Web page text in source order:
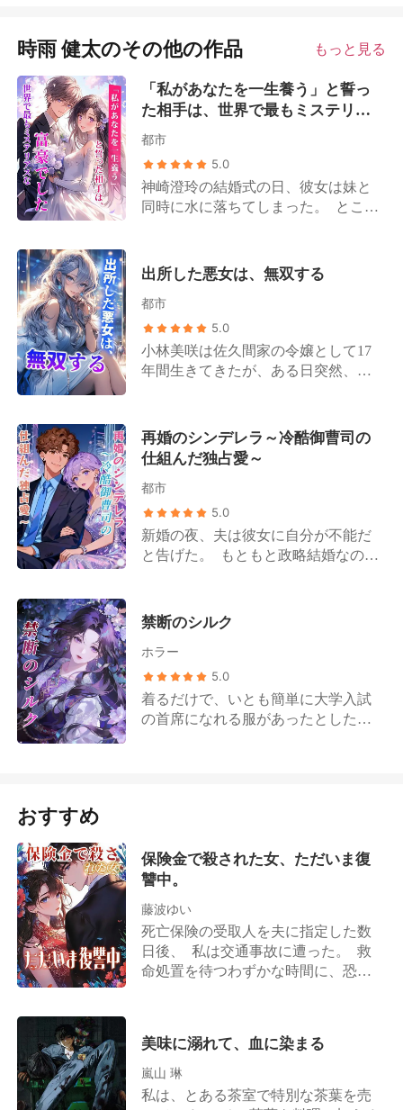
時雨 健太のその他の作品 もっと見る
「私があなたを一生養う」と誓っ
た相手は、世界で最もミステリア
スな富豪でした
都市
5.0
神崎澄玲の結婚式の日、彼女は妹と
同時に水に落ちてしまった。 ところ
り去ってしまった！ 怒りに震えた神
崎澄玲は、その場で命の恩人と電撃
結婚する。 命の恩人は、無一文の自
動車整備士？ 構わない、私が一生彼
を養ってみせる！ 元婚約者が訪ねて
きて言った。「俺への当てつけのた
だ」 性悪な妹は偽善的に言う。「お
姉さん、安心して。修司お兄様のこ
とは私がちゃんと面倒を見るから。
員出ていって！私と夫の邪魔をしな
いで！」 誰もが彼女は正気を失った
うに大切にするなんて、と。 あの
貧しいと思われた彼は、実は世界で
最もミステリアスな大富豪であり、
トップクラスの名家の当主だったの
だ！ 誰もが唖然とした。 衆人環視
出所した悪女は、無双する
都市
5.0
小林美咲は佐久間家の令嬢として17
年間生きてきたが、ある日突然、自
めるため、彼女に濡れ衣を着せ陥れ
た。婚約者を含む佐久間家の人間は
皆、本物の令嬢の味方をし、彼女を
自らの手で刑務所へと送った。 本物
の令嬢の身代わりとして4年間服役し
出所した後、小林美咲は踵を返し、
東條グループのあの放蕩無頼で道楽
は突然気づくことになる。世界のハ
イエンドジュエリーブランドの創設
料理人も、世界を席巻したゲームデ
ザイナーも小林美咲であり、そして
間家の若様は人々の前で懇願する。
「美咲、全部兄さんが悪かった。兄
さんを許してくれないか？」 あの気
品あふれる長野家の一人息子はひざ
まずきプロポーズする。「美咲、君
がいないと、僕は生きていけないん
「堂々とヒモ生活を送っている」と
罵られても、彼は笑って小林美咲の
肩を抱き、こう言うのだった。「美
咲、家に帰ろう」 そして後になって
再婚のシンデレラ～冷酷御曹司の
仕組んだ独占愛～
都市
5.0
新婚の夜、夫は彼女に自分が不能だ
と告げた。 もともと政略結婚なのだ
手のために操を守っていただけだっ
たとは。 離婚後、「捨てられた女」
となった彼女を、誰もが笑いものに
しようと待ち構えていた。 ところが
彼女は、富も美貌も権力も兼ね備え
た大企業のCEOの腕の中に飛び込ん
一人、彼女だけを溺愛するために。
禁断のシルク
ホラー
5.0
着るだけで、いとも簡単に大学入試
の首席になれる服があったとした
た『首席村』となりました。しか
し、誰も気づいていません。あの子
っていくことに……。
おすすめ
保険金で殺された女、ただいま復
讐中。
藤波ゆい
死亡保険の受取人を夫に指定した数
日後、 私は交通事故に遭った。 救
命処置を待つわずかな時間に、恐ろ
は、私に反抗的で、距離のあったあ
の娘まで――実は彼らの子どもだっ
たのだ。 私の実の子はすでに手にか
美味に溺れて、血に染まる
嵐山 琳
私は、とある茶室で特別な茶葉を売